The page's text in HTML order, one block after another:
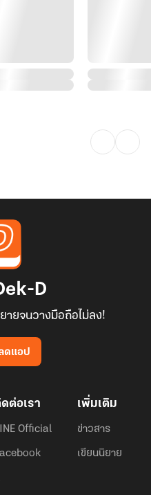
D
ยจนวางมือถือไม่ลง!
ดแอป
ต่อเรา
Official
เพิ่มเติม
ข่าวสาร
เขียนนิยาย